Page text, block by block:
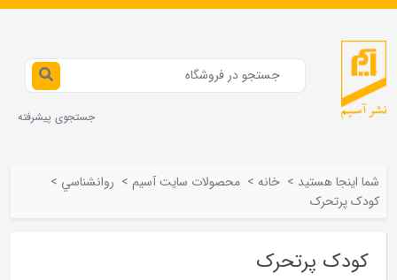
جستجوی پیشرفته
شما اینجا هستید > خانه > محصولات سايت آسيم > روانشناسي >
کودک پرتحرک
کودک پرتحرک